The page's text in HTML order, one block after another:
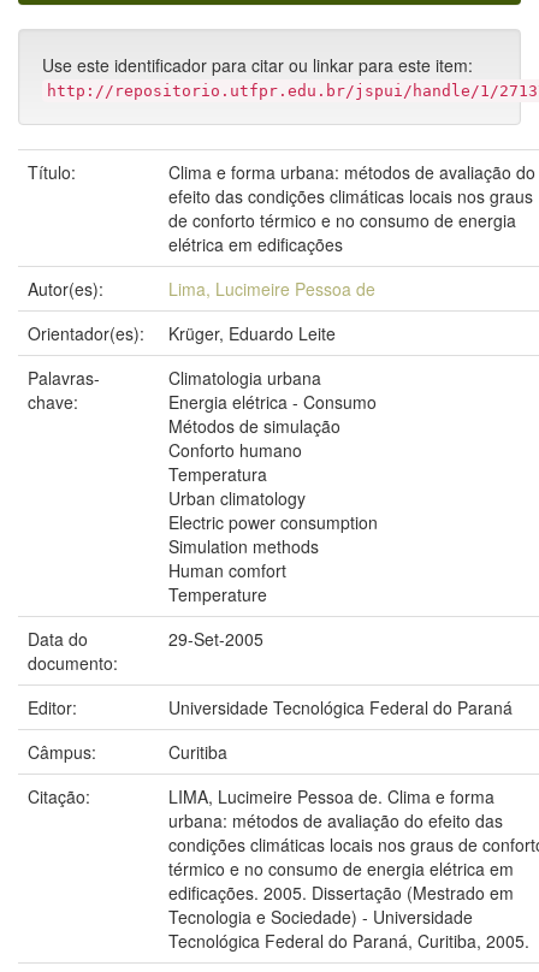
Use este identificador para citar ou linkar para este item:
http://repositorio.utfpr.edu.br/jspui/handle/1/
Título:
Clima e forma urbana: métodos de avaliação do
efeito das condições climáticas locais nos graus
de conforto térmico e no consumo de energia
elétrica em edificações
Autor(es):
Lima, Lucimeire Pessoa de
Orientador(es):
Krüger, Eduardo Leite
Palavras-
chave:
Climatologia urbana
Energia elétrica - Consumo
Métodos de simulação
Conforto humano
Temperatura
Urban climatology
Electric power consumption
Simulation methods
Human comfort
Temperature
Data do
documento:
29-Set-2005
Editor:
Universidade Tecnológica Federal do Paraná
Câmpus:
Curitiba
Citação:
LIMA, Lucimeire Pessoa de. Clima e forma
urbana: métodos de avaliação do efeito das
condições climáticas locais nos graus de
térmico e no consumo de energia elétrica em
edificações. 2005. Dissertação (Mestrado em
Tecnologia e Sociedade) - Universidade
Tecnológica Federal do Paraná, Curitiba, 2005.